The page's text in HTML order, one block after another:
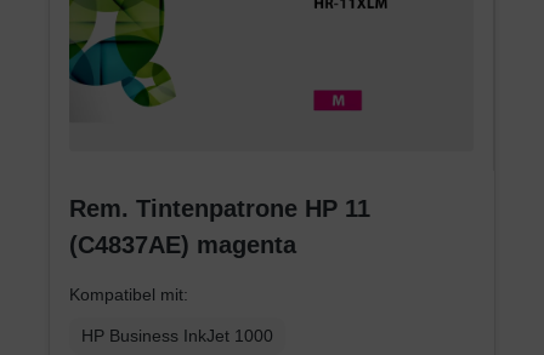
Rem. Tintenpatrone HP 11
(C4837AE) magenta
Kompatibel mit:
HP Business InkJet 1000